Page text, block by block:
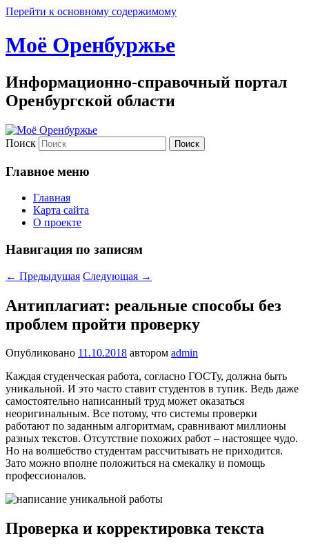
Перейти к основному содержимому
Моё Оренбуржье
Информационно-справочный портал
Оренбургской области
Поиск
Главное меню
Главная
Карта сайта
О проекте
Навигация по записям
← Предыдущая Следующая →
Антиплагиат: реальные способы без
проблем пройти проверку
Опубликовано 11.10.2018 автором admin
Каждая студенческая работа, согласно ГОСТу, должна быть
уникальной. И это часто ставит студентов в тупик. Ведь даже
самостоятельно написанный труд может оказаться
неоригинальным. Все потому, что системы проверки
работают по заданным алгоритмам, сравнивают миллионы
разных текстов. Отсутствие похожих работ – настоящее чудо.
Но на волшебство студентам рассчитывать не приходится.
Зато можно вполне положиться на смекалку и помощь
профессионалов.
Проверка и корректировка текста